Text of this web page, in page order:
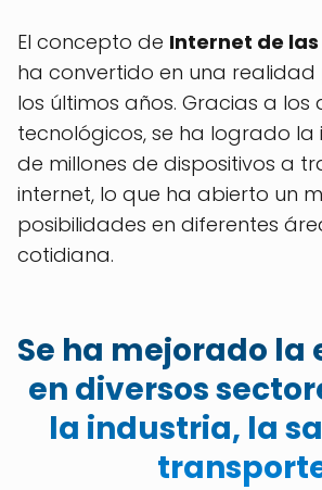
El concepto de Internet de
ha convertido en una
los últimos años. Gracias a los
tecnológicos, se ha logrado la
de millones de dispositivos a
internet, lo que ha abierto un
posibilidades en diferentes
cotidiana.
Se ha mejorado la
en diversos
la industria, la